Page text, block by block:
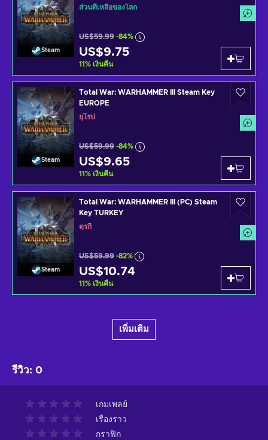
Steam
ส่วนที่เหลือของโลก
US$59.99 -84%
US$9.75
11% เงินคืน
Steam
Total War: WARHAMMER III Steam Key
EUROPE
ยุโรป
US$59.99 -84%
US$9.65
11% เงินคืน
Steam
Total War: WARHAMMER III (PC) Steam
Key TURKEY
ตุรกี
US$59.99 -82%
US$10.74
11% เงินคืน
เพิ่มเติม
รีวิว: 0
เกมเพลย์
เรื่องราว
กราฟิก